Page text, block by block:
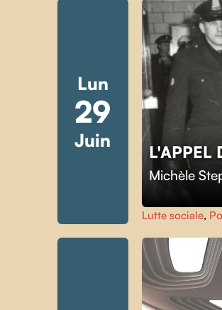
Lun
29
Juin
L'APPEL
Michèle
Lutte sociale,